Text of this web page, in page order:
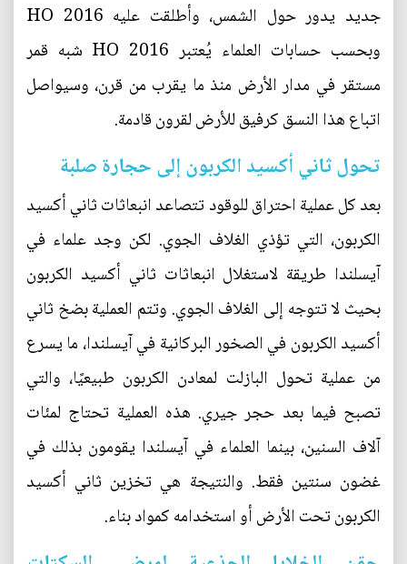
جديد يدور حول الشمس، وأطلقت عليه HO 2016
وبحسب حسابات العلماء يُعتبر HO 2016 شبه قمر
مستقر في مدار الأرض منذ ما يقرب من قرن، وسيواصل
اتباع هذا النسق كرفيق للأرض لقرون قادمة.
تحول ثاني أكسيد الكربون إلى حجارة صلبة
بعد كل عملية احتراق للوقود تتصاعد انبعاثات ثاني أكسيد
الكربون، التي تؤذي الغلاف الجوي. لكن وجد علماء في
آيسلندا طريقة لاستغلال انبعاثات ثاني أكسيد الكربون
بحيث لا تتوجه إلى الغلاف الجوي. وتتم العملية بضخ ثاني
أكسيد الكربون في الصخور البركانية في آيسلندا، ما يسرع
من عملية تحول البازلت لمعادن الكربون طبيعيًا، والتي
تصبح فيما بعد حجر جيري. هذه العملية تحتاج لمئات
آلاف السنين، بينما العلماء في آيسلندا يقومون بذلك في
غضون سنتين فقط. والنتيجة هي تخزين ثاني أكسيد
الكربون تحت الأرض أو استخدامه كمواد بناء.